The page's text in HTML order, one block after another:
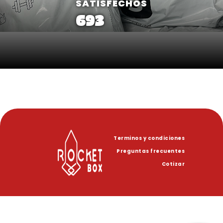
SATISFECHOS
693
Terminos y condiciones
Preguntas frecuentes
Cotizar